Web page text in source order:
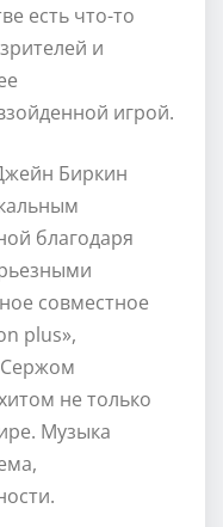
есть что-то
и
игрой.
Биркин
благодаря
совместное
plus»,
Сержом
не только
Музыка